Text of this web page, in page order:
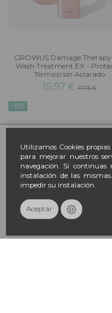
Utilizamos Cookies
para mejorar nuestros
navegación. Si continuas
instalación de las
impedir su instalación.
Aceptar
GROWUS Damage
Wash Treatment EX -
Térmico sin Aclarado
15,97 € 17,75 €
-10%